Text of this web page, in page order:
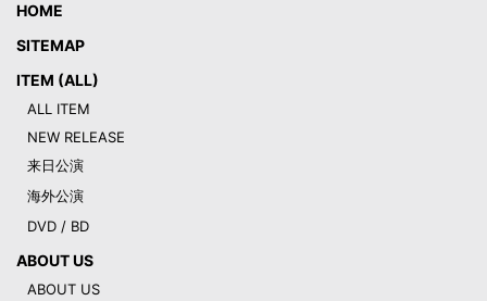
HOME
SITEMAP
ITEM (ALL)
ALL ITEM
NEW RELEASE
来日公演
海外公演
DVD / BD
ABOUT US
ABOUT US